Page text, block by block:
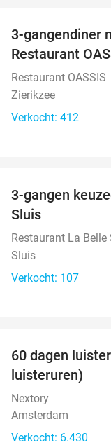
3-gangendiner
Restaurant
Restaurant OASSIS
Zierikzee
Verkocht: 412
3-gangen
Sluis
Restaurant La Belle
Sluis
Verkocht: 107
60 dagen
luisteruren)
Nextory
Amsterdam
Verkocht: 6.430